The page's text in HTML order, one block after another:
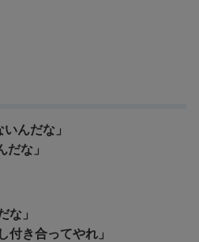
んだな」
だな」
な」
付き合ってやれ」